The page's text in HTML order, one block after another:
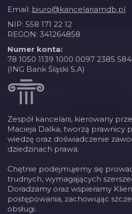
Email: biuro@kancelariamdb.pl
NIP: 558 171 22 12
REGON: 341264858
Numer konta:
78 1050 1139 1000 0097 2385
(ING Bank Śląski S.A)
Zespół kancelarii, kierowany
Macieja Dalka, tworzą prawnicy
wiedzę oraz doświadczenie
dziedzinach prawa.
Chętnie podejmujemy się
trudnych, wymagających
Doradzamy oraz wspieramy
postępowania, zachowując
obsługi.